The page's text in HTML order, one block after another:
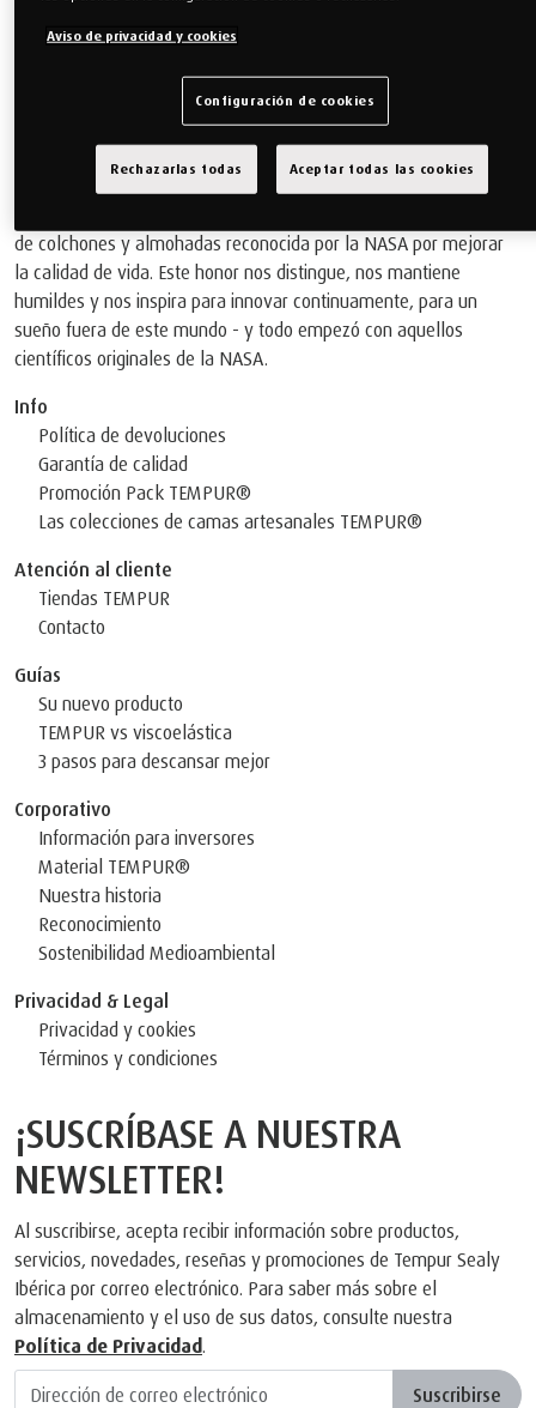
fundadores se dieron cuenta del potencial único de este material.
crearon el primer colchón y almohada viscoelásticos del mundo.
encuentra ahora en dormitorios de todo el mundo, transformando
de colchones y almohadas reconocida por la NASA por mejorar
la calidad de vida. Este honor nos distingue, nos mantiene
humildes y nos inspira para innovar continuamente, para un
sueño fuera de este mundo - y todo empezó con aquellos
científicos originales de la NASA.
Info
Política de devoluciones
Garantía de calidad
Promoción Pack TEMPUR®
Las colecciones de camas artesanales TEMPUR®
Atención al cliente
Tiendas TEMPUR
Contacto
Guías
Su nuevo producto
TEMPUR vs viscoelástica
3 pasos para descansar mejor
Corporativo
Información para inversores
Material TEMPUR®
Nuestra historia
Reconocimiento
Sostenibilidad Medioambiental
Privacidad & Legal
Privacidad y cookies
Términos y condiciones
¡SUSCRÍBASE A NUESTRA
NEWSLETTER!
Al suscribirse, acepta recibir información sobre productos,
servicios, novedades, reseñas y promociones de Tempur Sealy
Ibérica por correo electrónico. Para saber más sobre el
almacenamiento y el uso de sus datos, consulte nuestra
Política de Privacidad.
Suscribirse
Aviso de privacidad y cookies
Configuración de cookies
Rechazarlas todas Aceptar todas las cookies